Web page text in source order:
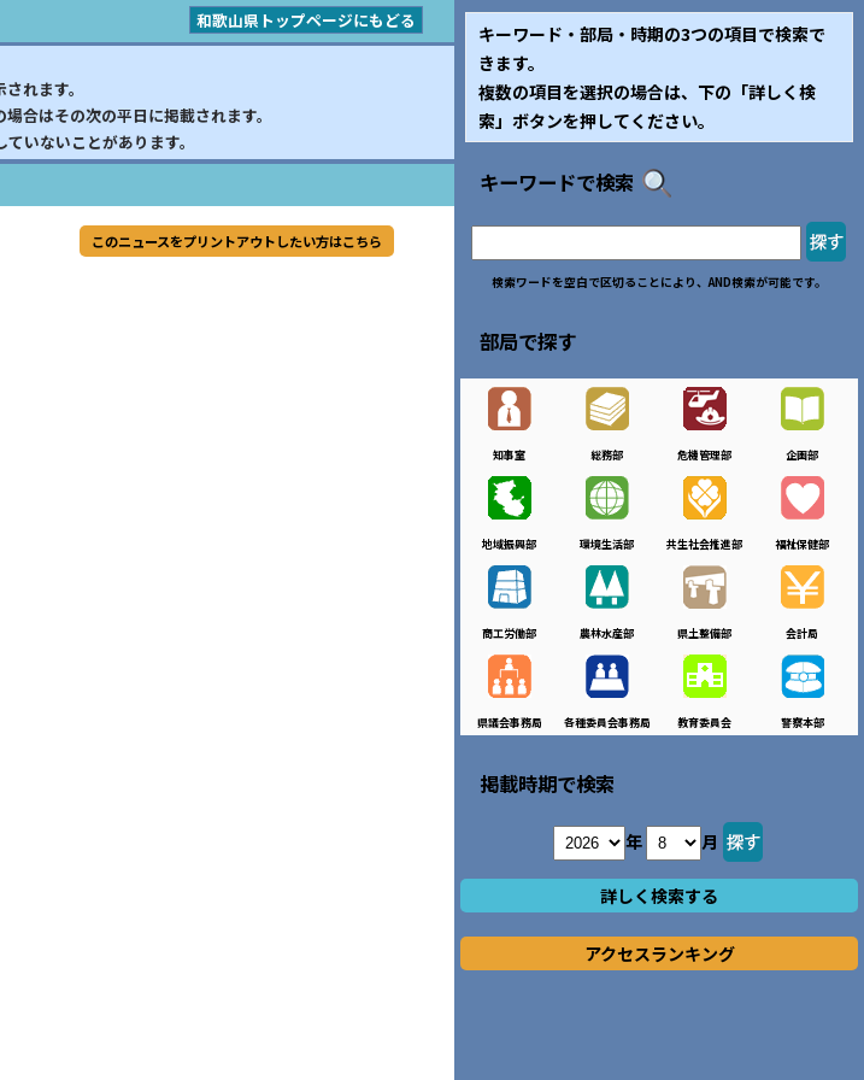
和歌山県トップページにもどる
れます。
合はその次の平日に掲載されます。
いないことがあります。
このニュースをプリントアウトしたい方はこちら
キーワード・部局・時期の3つの項目で検索で
きます。
複数の項目を選択の場合は、下の「詳しく検
索」ボタンを押してください。
キーワードで検索
検索ワードを空白で区切ることにより、AND検索が可能です。
部局で探す
知事室 総務部 危機管理部 企画部
地域振興部 環境生活部 共生社会推進部 福祉保健部
商工労働部 農林水産部 県土整備部 会計局
県議会事務局 各種委員会事務局 教育委員会 警察本部
掲載時期で検索
年 月
詳しく検索する
アクセスランキング